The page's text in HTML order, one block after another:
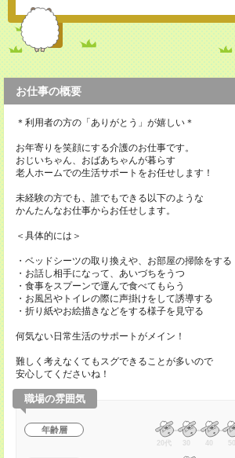
お仕事の概要
＊利用者の方の「ありがとう」が嬉しい＊
お年寄りを笑顔にする介護のお仕事です。
おじいちゃん、おばあちゃんが暮らす
老人ホームでの生活サポートをお任せします！
未経験の方でも、誰でもできる以下のような
かんたんなお仕事からお任せします。
＜具体的には＞
・ベッドシーツの取り換えや、お部屋の掃除をする
・お話し相手になって、あいづちをうつ
・食事をスプーンで運んで食べてもらう
・お風呂やトイレの際に声掛けをして誘導する
・折り紙やお絵描きなどをする様子を見守る
何気ない日常生活のサポートがメイン！
難しく考えなくてもスグできることが多いので
安心してくださいね！
職場の雰囲気
年齢層
20代 30 40 50